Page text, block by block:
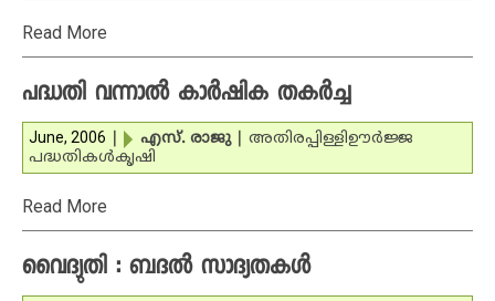
Read More
പദ്ധതി വന്നാല്‍ കാര്‍ഷിക തകര്‍ച്ച
June, 2006 എസ്. രാജു അതിരപ്പിള്ളിഊര്‍ജ്ജ
പദ്ധതികള്‍കൃഷി
Read More
വൈദ്യുതി : ബദല്‍ സാദ്യതകള്‍